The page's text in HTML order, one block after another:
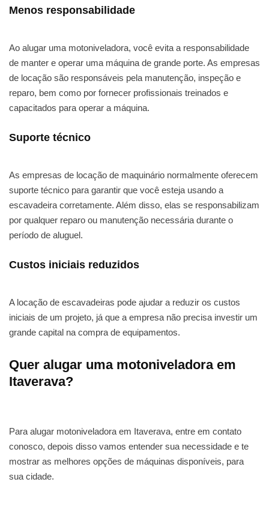
Menos responsabilidade
Ao alugar uma motoniveladora, você evita a responsabilidade
de manter e operar uma máquina de grande porte. As empresas
de locação são responsáveis pela manutenção, inspeção e
reparo, bem como por fornecer profissionais treinados e
capacitados para operar a máquina.
Suporte técnico
As empresas de locação de maquinário normalmente oferecem
suporte técnico para garantir que você esteja usando a
escavadeira corretamente. Além disso, elas se responsabilizam
por qualquer reparo ou manutenção necessária durante o
período de aluguel.
Custos iniciais reduzidos
A locação de escavadeiras pode ajudar a reduzir os custos
iniciais de um projeto, já que a empresa não precisa investir um
grande capital na compra de equipamentos.
Quer alugar uma motoniveladora em
Itaverava?
Para alugar motoniveladora em Itaverava, entre em contato
conosco, depois disso vamos entender sua necessidade e te
mostrar as melhores opções de máquinas disponíveis, para
sua cidade.